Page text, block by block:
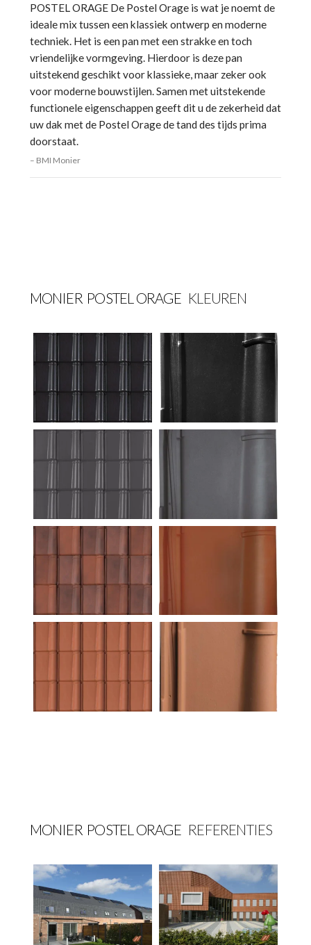
POSTEL ORAGE De Postel Orage is wat je noemt de
ideale mix tussen een klassiek ontwerp en moderne
techniek. Het is een pan met een strakke en toch
vriendelijke vormgeving. Hierdoor is deze pan
uitstekend geschikt voor klassieke, maar zeker ook
voor moderne bouwstijlen. Samen met uitstekende
functionele eigenschappen geeft dit u de zekerheid dat
uw dak met de Postel Orage de tand des tijds prima
doorstaat.
BMI Monier
MONIER POSTEL ORAGE KLEUREN
MONIER POSTEL ORAGE REFERENTIES